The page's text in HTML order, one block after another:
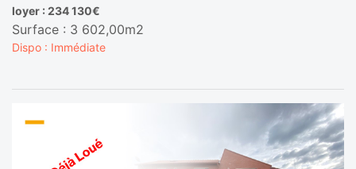
loyer : 234 130€
Surface : 3 602,00m2
Dispo : Immédiate